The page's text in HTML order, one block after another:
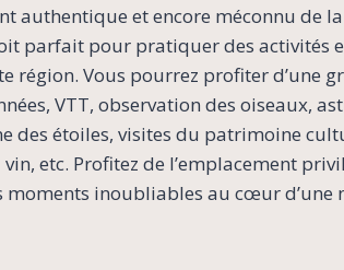
authentique et encore méconnu de
parfait pour pratiquer des activités
région. Vous pourrez profiter d’une
VTT, observation des oiseaux,
des étoiles, visites du patrimoine
etc. Profitez de l’emplacement
moments inoubliables au cœur d’une